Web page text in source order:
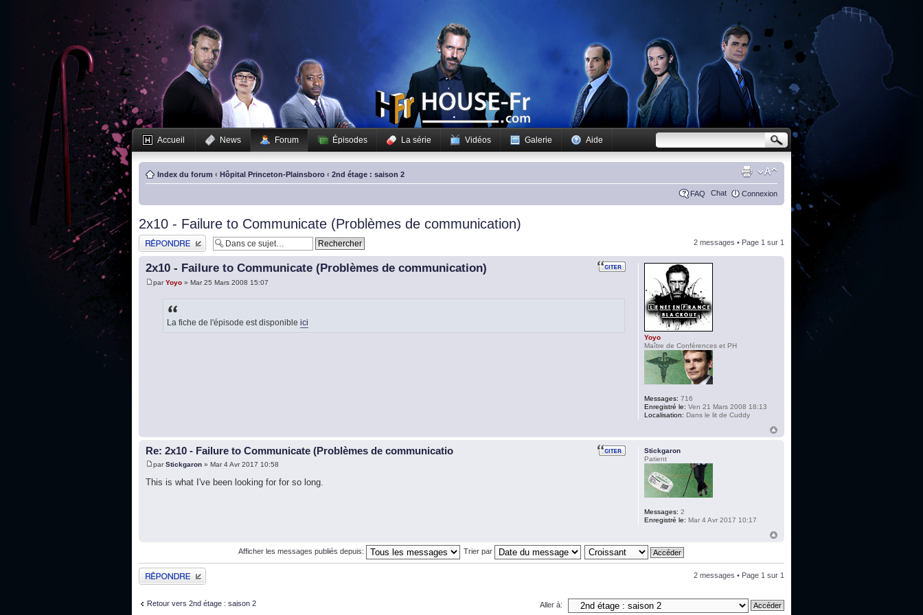
Accueil News Forum Épisodes La série Vidéos Galerie Aide
Index du forum ‹ Hôpital Princeton-Plainsboro ‹ 2nd étage : saison 2
FAQ Chat Connexion
2x10 - Failure to Communicate (Problèmes de communication)
Publier une réponse 2 messages • Page 1 sur 1
2x10 - Failure to Communicate (Problèmes de communication)
parYoyo » Mar 25 Mars 2008 15:07
La fiche de l'épisode est disponible ici
Yoyo
Maître de Conférences et PH
Messages: 716
Enregistré le: Ven 21 Mars 2008 18:13
Localisation: Dans le lit de Cuddy
Re: 2x10 - Failure to Communicate (Problèmes de communicatio
parStickgaron » Mar 4 Avr 2017 10:58
This is what I've been looking for for so long.
Stickgaron
Patient
Messages: 2
Enregistré le: Mar 4 Avr 2017 10:17
Afficher les messages publiés depuis: Trier par
Publier une réponse 2 messages • Page 1 sur 1
Retour vers 2nd étage : saison 2 Aller à: